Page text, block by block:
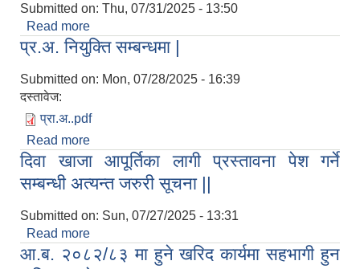
Submitted on: Thu, 07/31/2025 - 13:50
Read more
प्र.अ. नियुक्ति सम्बन्धमा |
Submitted on: Mon, 07/28/2025 - 16:39
दस्तावेज:
प्रा.अ..pdf
Read more
दिवा खाजा आपूर्तिका लागी प्रस्तावना पेश गर्ने
सम्बन्धी अत्यन्त जरुरी सूचना ||
Submitted on: Sun, 07/27/2025 - 13:31
Read more
सम्बन्धी अत्यन्त जरुरी सूचना ||
आ.ब. २०८२/८३ मा हुने खरिद कार्यमा सहभागी हुन